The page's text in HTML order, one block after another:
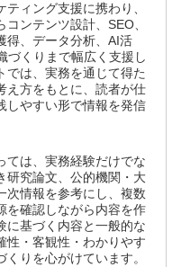
ィング支援に携わり、
ンテンツ設計、SEO、
得、データ分析、AI活
づくりまで幅広く支援し
では、実務を通じて得た
え方をもとに、読者が仕
しやすい形で情報を発信
ては、実務経験だけでな
研究論文、公的機関・大
次情報を参考にし、複数
を確認しながら内容を作
に基づく内容と一般的な
性・客観性・わかりやす
りを心がけています。